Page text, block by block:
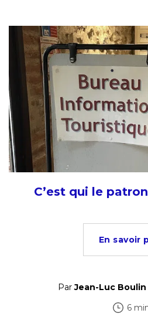
C’est qui le
En savoir
ParJean-Luc Boulin
6